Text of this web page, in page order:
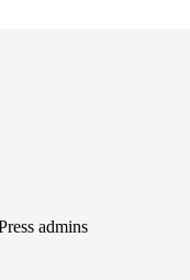
admins